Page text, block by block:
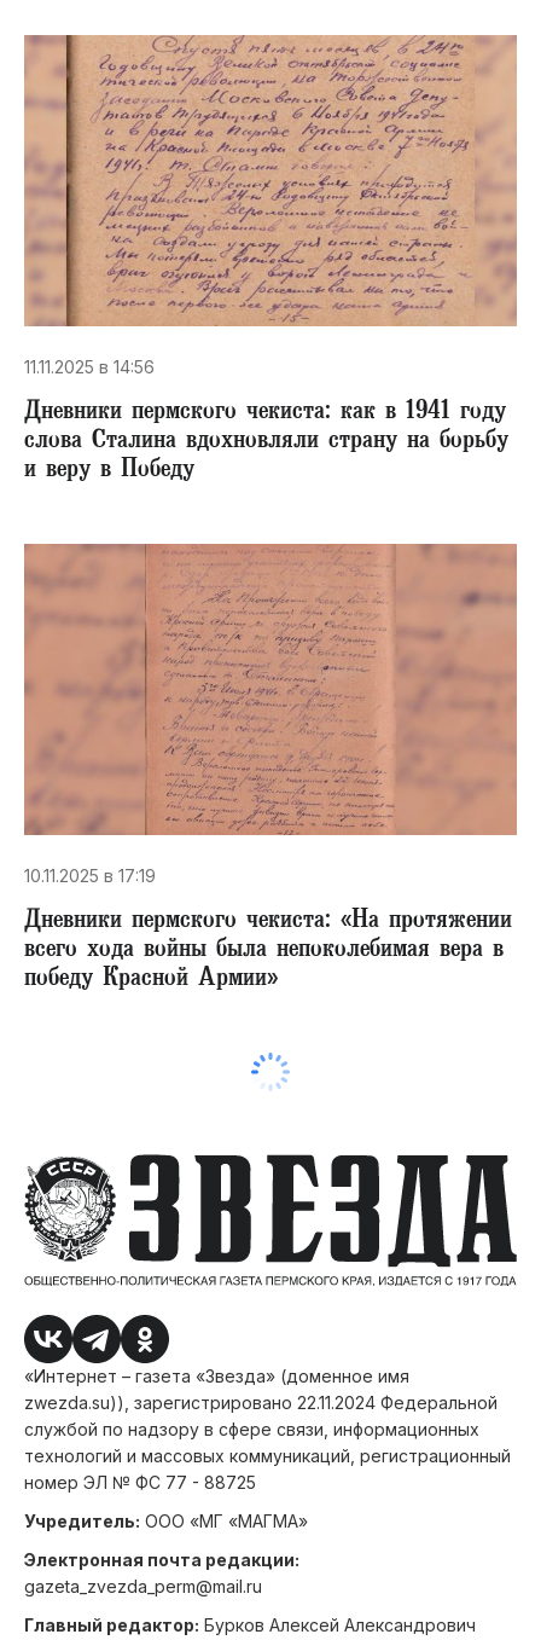
11.11.2025 в 14:56
Дневники пермского чекиста: как в 1941 году
слова Сталина вдохновляли страну на борьбу
и веру в Победу
10.11.2025 в 17:19
Дневники пермского чекиста: «На протяжении
всего хода войны была непоколебимая вера в
победу Красной Армии»
«Интернет – газета «Звезда» (доменное имя
zwezda.su)), зарегистрировано 22.11.2024 Федеральной
службой по надзору в сфере связи, информационных
технологий и массовых коммуникаций, регистрационный
номер ЭЛ № ФС 77 - 88725
Учредитель: ООО «МГ «МАГМА»
Электронная почта редакции:
gazeta_zvezda_perm@mail.ru
Главный редактор: Бурков Алексей Александрович